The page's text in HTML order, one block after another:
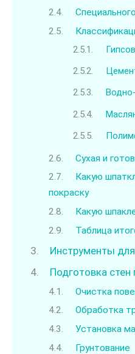
Сухая и
Какую
покраску
Какую
Таблица
Инструменты
Подготовка
Очистка
Обработка
Установка
Грунтование